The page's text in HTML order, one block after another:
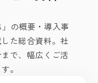
の概要・導入事
た総合資料。社
で、幅広くご活
。